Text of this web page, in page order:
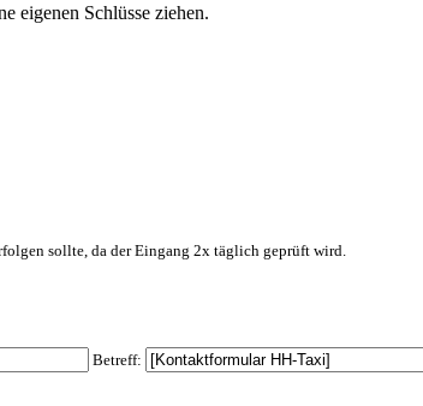
eigenen Schlüsse ziehen.
sollte, da der Eingang 2x täglich geprüft wird.
Betreff: